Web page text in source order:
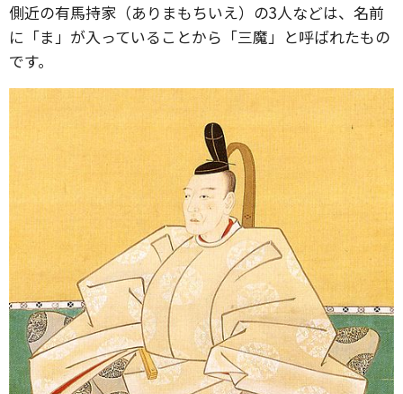
側近の有馬持家（ありまもちいえ）の3人などは、名前
に「ま」が入っていることから「三魔」と呼ばれたもの
です。